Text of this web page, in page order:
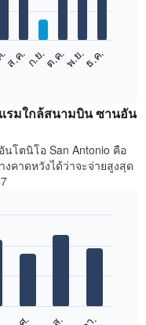
.
ส.ค.ก.ย.ต.ค.พ.ย.ธ.ค.
รมใกล้สนามบิน ซานอัน
โตนิโอ San Antonio คือ
คาดหวังได้ว่าจะจ่ายสูงสุด
ศ. ส.